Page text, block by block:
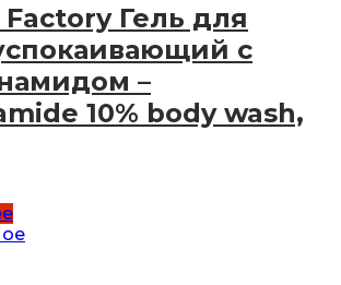
Гель для
с
–
10% body wash,